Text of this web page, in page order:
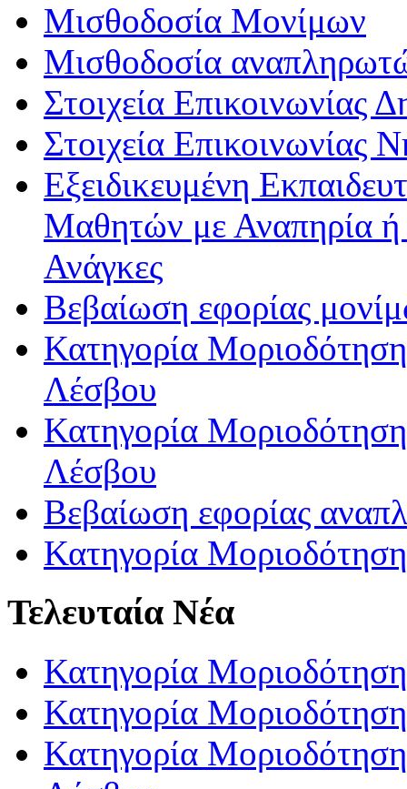
Μισθοδοσία Μονίμων
Μισθοδοσία
Στοιχεία Επικοινωνίας
Στοιχεία Επικοινωνίας
Εξειδικευμένη
Μαθητών με Αναπηρία ή /
Ανάγκες
Βεβαίωση εφορίας
Κατηγορία
Λέσβου
Κατηγορία
Λέσβου
Βεβαίωση εφορίας
Κατηγορία
Τελευταία Νέα
Κατηγορία
Κατηγορία
Κατηγορία